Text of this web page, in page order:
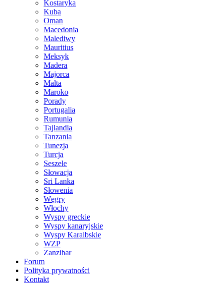
Kostaryka
Kuba
Oman
Macedonia
Malediwy
Mauritius
Meksyk
Madera
Majorca
Malta
Maroko
Porady
Portugalia
Rumunia
Tajlandia
Tanzania
Tunezja
Turcja
Seszele
Słowacja
Sri Lanka
Słowenia
Węgry
Włochy
Wyspy greckie
Wyspy kanaryjskie
Wyspy Karaibskie
WZP
Zanzibar
Forum
Polityka prywatności
Kontakt